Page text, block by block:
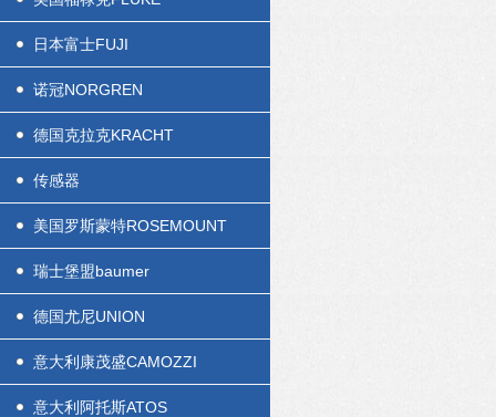
日本富士FUJI
诺冠NORGREN
德国克拉克KRACHT
传感器
美国罗斯蒙特ROSEMOUNT
瑞士堡盟baumer
德国尤尼UNION
意大利康茂盛CAMOZZI
意大利阿托斯ATOS